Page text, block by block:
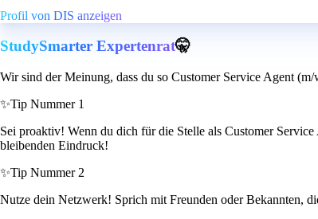
Profil von DIS anzeigen
StudySmarter Expertenrat🤫
Wir sind der Meinung, dass du so Customer Service Agent
✨Tip Nummer 1
Sei proaktiv! Wenn du dich für die Stelle als Customer
bleibenden Eindruck!
✨Tip Nummer 2
Nutze dein Netzwerk! Sprich mit Freunden oder Bekannten,